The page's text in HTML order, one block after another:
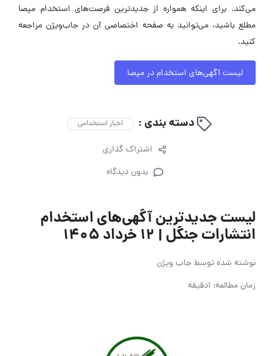
می‌کند. برای اینکه همواره از جدیدترین فرصت‌های استخدام مپصا
مطلع باشید، می‌توانید به صفحه اختصاصی آن در جاب‌ویژن مراجعه
کنید.
لیست آگهی‌های استخدام در مپصا
دسته بندی : اخبار استخدامی
اشتراک گذاری
بدون دیدگاه
لیست جدیدترین آگهی‌های استخدام
انتشارات جنگل | ۱۲ خرداد ۱۴۰۵
نوشته شده توسطجاب ویژن
زمان مطالعه: 1دقیقه